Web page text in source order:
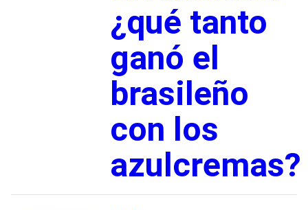
¿qué tanto
ganó el
brasileño
con los
azulcremas?